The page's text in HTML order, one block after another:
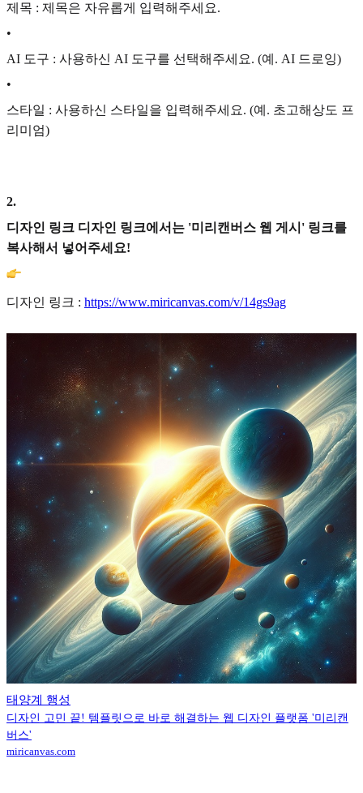
제목 : 제목은 자유롭게 입력해주세요.
•
AI 도구 : 사용하신 AI 도구를 선택해주세요. (예. AI 드로잉)
•
스타일 : 사용하신 스타일을 입력해주세요. (예. 초고해상도 프
리미엄)
2.
디자인 링크 디자인 링크에서는 '미리캔버스 웹 게시' 링크를
복사해서 넣어주세요!
디자인 링크 : https://www.miricanvas.com/v/14gs9ag
태양계 행성
디자인 고민 끝! 템플릿으로 바로 해결하는 웹 디자인 플랫폼 '미리캔
버스'
miricanvas.com